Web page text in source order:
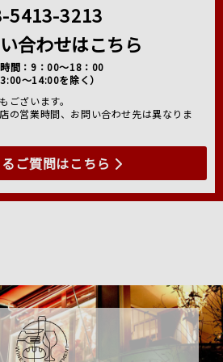
5413-3213
合わせはこちら
間：9：00～18：00
～14:00を除く）
ざいます。
の営業時間、お問い合わせ先は異なりま
ご質問はこちら